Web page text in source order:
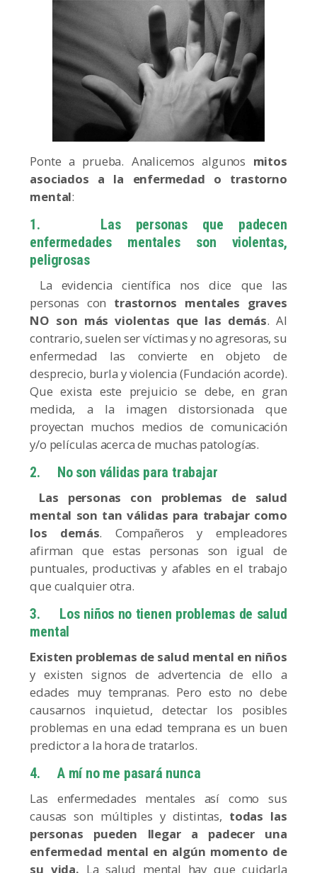
Ponte a prueba. Analicemos algunos mitos
asociados a la enfermedad o trastorno
mental:
1. Las personas que padecen
enfermedades mentales son violentas,
peligrosas
La evidencia científica nos dice que las
personas con trastornos mentales graves
NO son más violentas que las demás. Al
contrario, suelen ser víctimas y no agresoras, su
enfermedad las convierte en objeto de
desprecio, burla y violencia (Fundación acorde).
Que exista este prejuicio se debe, en gran
medida, a la imagen distorsionada que
proyectan muchos medios de comunicación
y/o películas acerca de muchas patologías.
2. No son válidas para trabajar
Las personas con problemas de salud
mental son tan válidas para trabajar como
los demás. Compañeros y empleadores
afirman que estas personas son igual de
puntuales, productivas y afables en el trabajo
que cualquier otra.
3. Los niños no tienen problemas de salud
mental
Existen problemas de salud mental en niños
y existen signos de advertencia de ello a
edades muy tempranas. Pero esto no debe
causarnos inquietud, detectar los posibles
problemas en una edad temprana es un buen
predictor a la hora de tratarlos.
4.A mí no me pasará nunca
Las enfermedades mentales así como sus
causas son múltiples y distintas, todas las
personas pueden llegar a padecer una
enfermedad mental en algún momento de
su vida. La salud mental hay que cuidarla